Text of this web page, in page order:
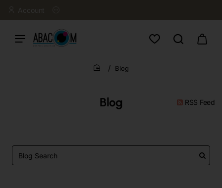
Blog RSS Feed
Blog